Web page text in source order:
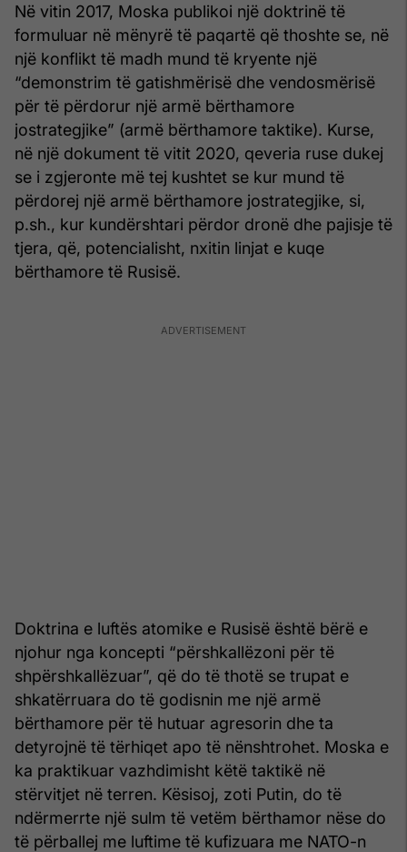
Në vitin 2017, Moska publikoi një doktrinë të
formuluar në mënyrë të paqartë që thoshte se, në
një konflikt të madh mund të kryente një
“demonstrim të gatishmërisë dhe vendosmërisë
për të përdorur një armë bërthamore
jostrategjike” (armë bërthamore taktike). Kurse,
në një dokument të vitit 2020, qeveria ruse dukej
se i zgjeronte më tej kushtet se kur mund të
përdorej një armë bërthamore jostrategjike, si,
p.sh., kur kundërshtari përdor dronë dhe pajisje të
tjera, që, potencialisht, nxitin linjat e kuqe
bërthamore të Rusisë.
Doktrina e luftës atomike e Rusisë është bërë e
njohur nga koncepti “përshkallëzoni për të
shpërshkallëzuar”, që do të thotë se trupat e
shkatërruara do të godisnin me një armë
bërthamore për të hutuar agresorin dhe ta
detyrojnë të tërhiqet apo të nënshtrohet. Moska e
ka praktikuar vazhdimisht këtë taktikë në
stërvitjet në terren. Kësisoj, zoti Putin, do të
ndërmerrte një sulm të vetëm bërthamor nëse do
të përballej me luftime të kufizuara me NATO-n